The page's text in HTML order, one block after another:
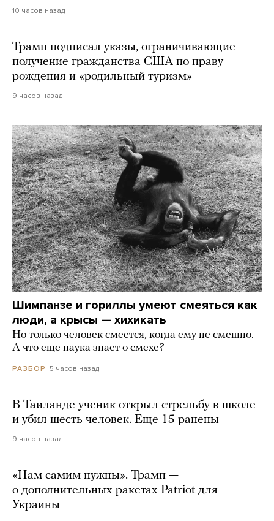
10 часов назад
Трамп подписал указы, ограничивающие
получение гражданства США по праву
рождения и «родильный туризм»
9 часов назад
Шимпанзе и гориллы умеют смеяться как
люди, а крысы — хихикать
Но только человек смеется, когда ему не смешно.
А что еще наука знает о смехе?
РАЗБОР 5 часов назад
В Таиланде ученик открыл стрельбу в школе
и убил шесть человек. Еще 15 ранены
9 часов назад
«Нам самим нужны». Трамп —
о дополнительных ракетах Patriot для
Украины